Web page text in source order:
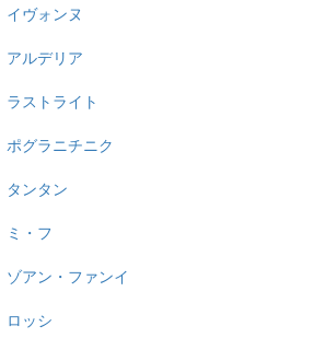
イヴォンヌ
アルデリア
ラストライト
ポグラニチニク
タンタン
ミ・フ
ゾアン・ファンイ
ロッシ